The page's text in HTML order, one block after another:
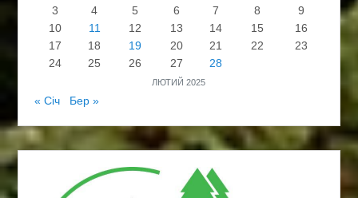
ЛЮТИЙ 2025
3
4 5 6 7 8
9
10
11 12 13 14 15
16
17
18 19 20 21 22
23
24
25 26 27 28
« Січ Бер »